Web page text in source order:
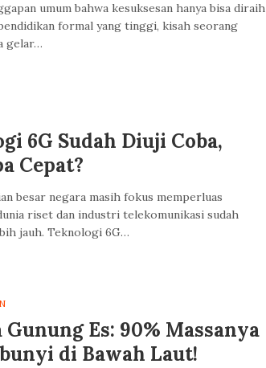
umum bahwa kesuksesan hanya bisa diraih
formal yang tinggi, kisah seorang
gelar…
6G Sudah Diuji Coba,
Cepat?
besar negara masih fokus memperluas
riset dan industri telekomunikasi sudah
jauh. Teknologi 6G…
Gunung Es: 90% Massanya
di Bawah Laut!